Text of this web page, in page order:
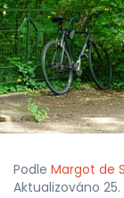
Podle Margot de
Aktualizováno